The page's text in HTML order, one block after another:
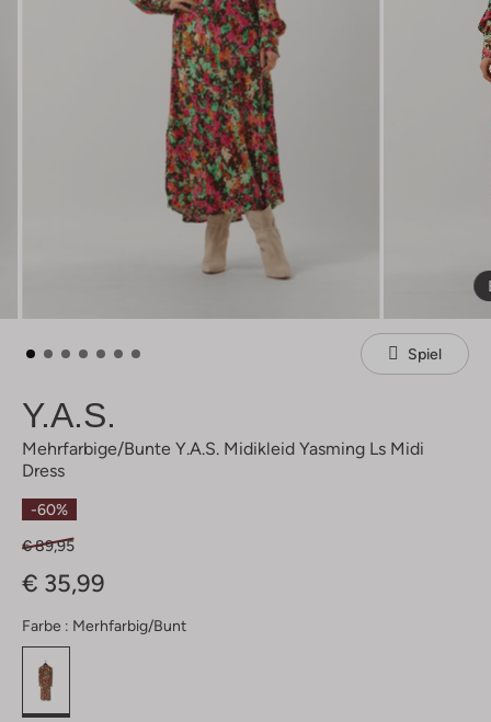
Spiel
Y.a.s.
Mehrfarbige/bunte Y.a.s. Midikleid Yasming Ls Midi
Dress
-60%
€ 89,95
€ 35,99
Farbe : Merhfarbig/bunt